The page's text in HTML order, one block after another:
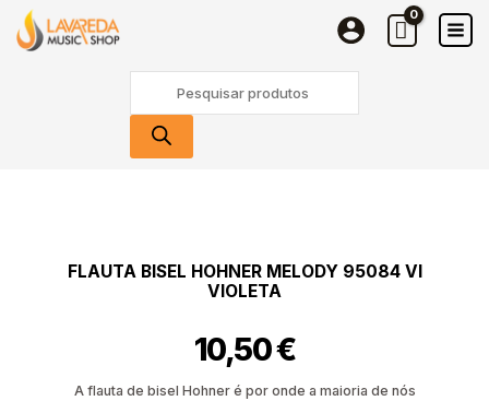
content
search
FLAUTA BISEL HOHNER MELODY 95084 VI
VIOLETA
10,50€
A flauta de bisel Hohner é por onde a maioria de nós
Bisel
Hohner
Violeta
Hohner
Melody